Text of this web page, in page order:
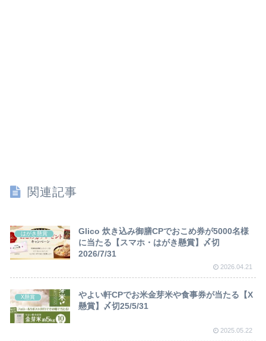
関連記事
はがき懸賞
Glico 炊き込み御膳CPでおこめ券が5000名様
に当たる【スマホ・はがき懸賞】〆切
2026/7/31
2026.04.21
X懸賞
やよい軒CPでお米金芽米や食事券が当たる【X
懸賞】〆切25/5/31
2025.05.22